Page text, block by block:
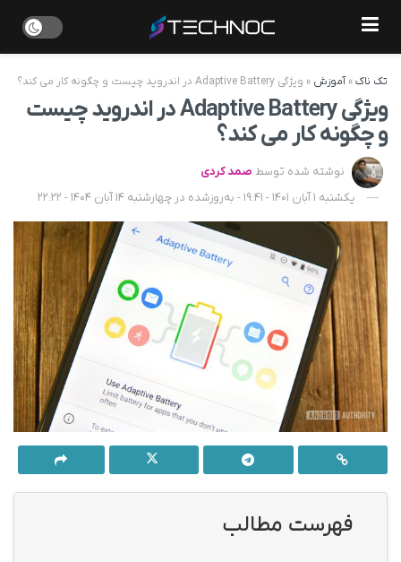
تک ناک»آموزش » ویژگی Adaptive Battery در اندروید چیست و چگونه کار می کند؟
ویژگی Adaptive Battery در اندروید چیست
و چگونه کار می کند؟
نوشته شده توسط صمد کردی
یکشنبه 1 آبان 1401 - 19:41 - به‌روزشده در چهارشنبه 14 آبان 1404 - 22:22
فهرست مطالب